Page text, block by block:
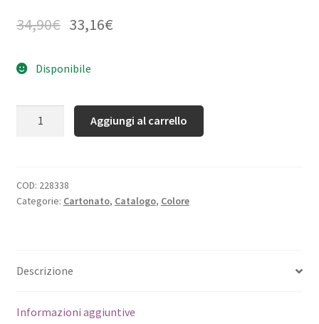
34,90€ 33,16€
Disponibile
Aggiungi al carrello
COD: 228338
Categorie: Cartonato, Catalogo, Colore
Descrizione
Informazioni aggiuntive